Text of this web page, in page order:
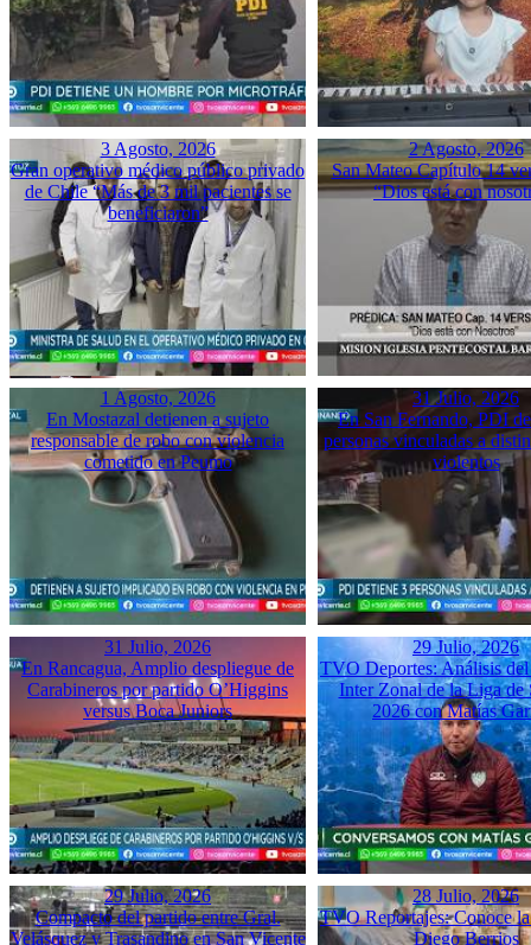
3 Agosto, 2026
Gran operativo médico público privado
de Chile “Más de 3 mil pacientes se
beneficiaron”
2 Agosto, 2026
San Mateo Capítulo 14
“Dios está con
1 Agosto, 2026
En Mostazal detienen a sujeto
responsable de robo con violencia
cometido en Peumo
31 Julio, 2026
En San Fernando, PDI
personas vinculadas a
violentos
31 Julio, 2026
En Rancagua, Amplio despliegue de
Carabineros por partido O’Higgins
versus Boca Juniors
29 Julio, 2026
TVO Deportes: Análisis del
Inter Zonal de la Liga de
2026 con Matías
29 Julio, 2026
Compacto del partido entre Gral.
Velásquez y Trasandino en San Vicente
28 Julio, 2026
TVO Reportajes: Conoce
Diego Berrios